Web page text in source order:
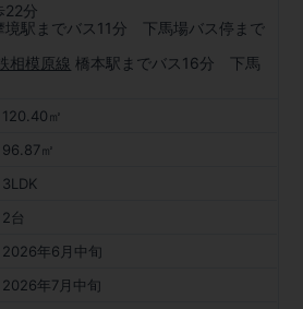
22分
境駅までバス11分 下馬場バス停まで
相模原線 橋本駅までバス16分 下馬
120.40㎡
96.87㎡
3LDK
2台
2026年6月中旬
2026年7月中旬